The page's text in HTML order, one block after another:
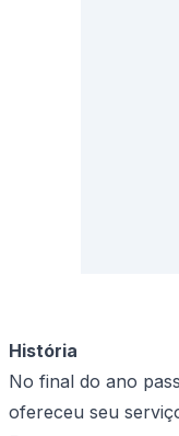
História
No final do ano
ofereceu seu